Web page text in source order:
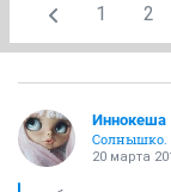
1 2
Иннокеша
Солнышко.
20 марта